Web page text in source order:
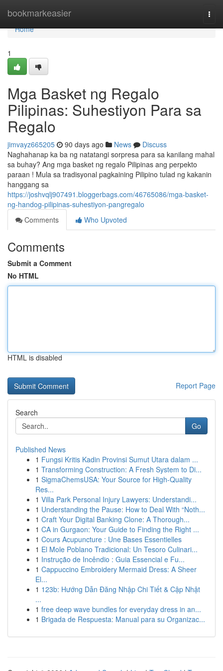
bookmarkeasier
Home
Home
1
Mga Basket ng Regalo
Pilipinas: Suhestiyon Para sa
Regalo
jimvayz665205 90 days ago News
Discuss
Naghahanap ka ba ng natatangi sorpresa para sa kanilang mahal
sa buhay? Ang mga basket ng regalo Pilipinas ang perpekto
paraan ! Mula sa tradisyonal pagkaining Pilipino tulad ng kakanin
hanggang sa
https://joshvqlj907491.bloggerbags.com/46765086/mga-basket-
ng-handog-pilipinas-suhestiyon-pangregalo
Comments
Who Upvoted
Comments
Submit a Comment
No HTML
HTML is disabled
Report Page
Search
Go
Published News
1 Fungsi Kritis Kadin Provinsi Sumut Utara dalam ...
1 Transforming Construction: A Fresh System to Di...
1 SigmaChemsUSA: Your Source for High-Quality
Res...
1 Villa Park Personal Injury Lawyers: Understandi...
1 Understanding the Pause: How to Deal With “Noth...
1 Craft Your Digital Banking Clone: A Thorough...
1 CA in Gurgaon: Your Guide to Finding the Right ...
1 Cours Acupuncture : Une Bases Essentielles
1 El Mole Poblano Tradicional: Un Tesoro Culinari...
1 Instrução de Incêndio : Guia Essencial e Fu...
1 Cappuccino Embroidery Mermaid Dress: A Sheer
El...
1 123b: Hướng Dẫn Đăng Nhập Chi Tiết & Cập Nhật
...
1 free deep wave bundles for everyday dress in an...
1 Brigada de Respuesta: Manual para su Organizac...